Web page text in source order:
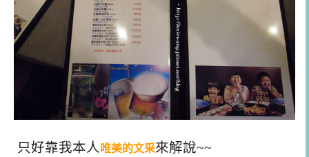
只好靠我本人 唯美的文采來解說~~